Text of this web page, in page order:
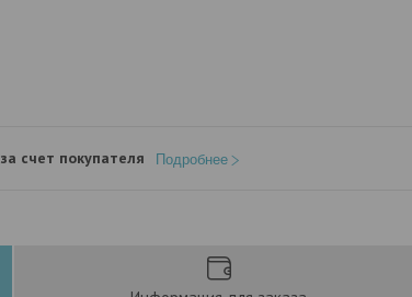
за счет покупателя Подробнее